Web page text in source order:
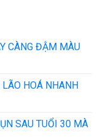
CÀNG ĐẬM MÀU
HOÁ NHANH
SAU TUỔI 30 MÀ